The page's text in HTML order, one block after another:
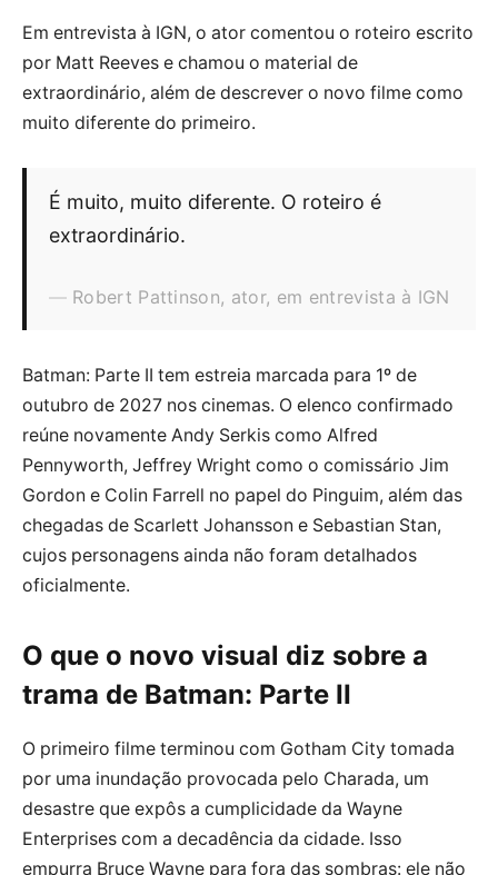
Em entrevista à IGN, o ator comentou o roteiro escrito
por Matt Reeves e chamou o material de
extraordinário, além de descrever o novo filme como
muito diferente do primeiro.
É muito, muito diferente. O roteiro é
extraordinário.
Robert Pattinson, ator, em entrevista à IGN
Batman: Parte II tem estreia marcada para 1º de
outubro de 2027 nos cinemas. O elenco confirmado
reúne novamente Andy Serkis como Alfred
Pennyworth, Jeffrey Wright como o comissário Jim
Gordon e Colin Farrell no papel do Pinguim, além das
chegadas de Scarlett Johansson e Sebastian Stan,
cujos personagens ainda não foram detalhados
oficialmente.
O que o novo visual diz sobre a
trama de Batman: Parte II
O primeiro filme terminou com Gotham City tomada
por uma inundação provocada pelo Charada, um
desastre que expôs a cumplicidade da Wayne
Enterprises com a decadência da cidade. Isso
empurra Bruce Wayne para fora das sombras: ele não